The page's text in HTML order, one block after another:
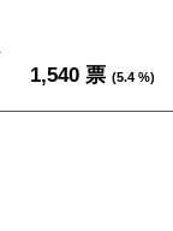
1,540 票 (5.4 %)